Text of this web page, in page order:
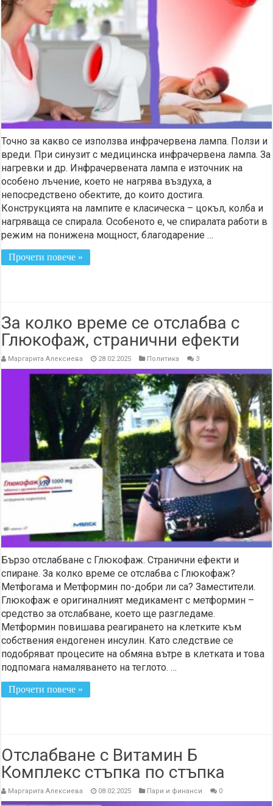
Точно за какво се използва инфрачервена лампа. Ползи и
вреди. При синузит с медицинска инфрачервена лампа. За
нагревки и др. Инфрачервената лампа е източник на
особено лъчение, което не нагрява въздуха, а
непосредствено обектите, до които достига.
Конструкцията на лампите е класическа – цокъл, колба и
нагряваща се спирала. Особеното е, че спиралата работи в
режим на понижена мощност, благодарение …
Прочети повече »
За колко време се отслабва с
Глюкофаж, странични ефекти
Маргарита Алексиева 28.02.2025 Политика 3
Бързо отслабване с Глюкофаж. Странични ефекти и
спиране. За колко време се отслабва с Глюкофаж?
Метфогама и Метформин по-добри ли са? Заместители.
Глюкофаж е оригиналният медикамент с метформин –
средство за отслабване, което ще разгледаме.
Метформин повишава реагирането на клетките към
собствения ендогенен инсулин. Като следствие се
подобряват процесите на обмяна вътре в клетката и това
подпомага намаляването на теглото. …
Прочети повече »
Отслабване с Витамин Б
Комплекс стъпка по стъпка
Маргарита Алексиева 08.02.2025 Пари и финанси 0